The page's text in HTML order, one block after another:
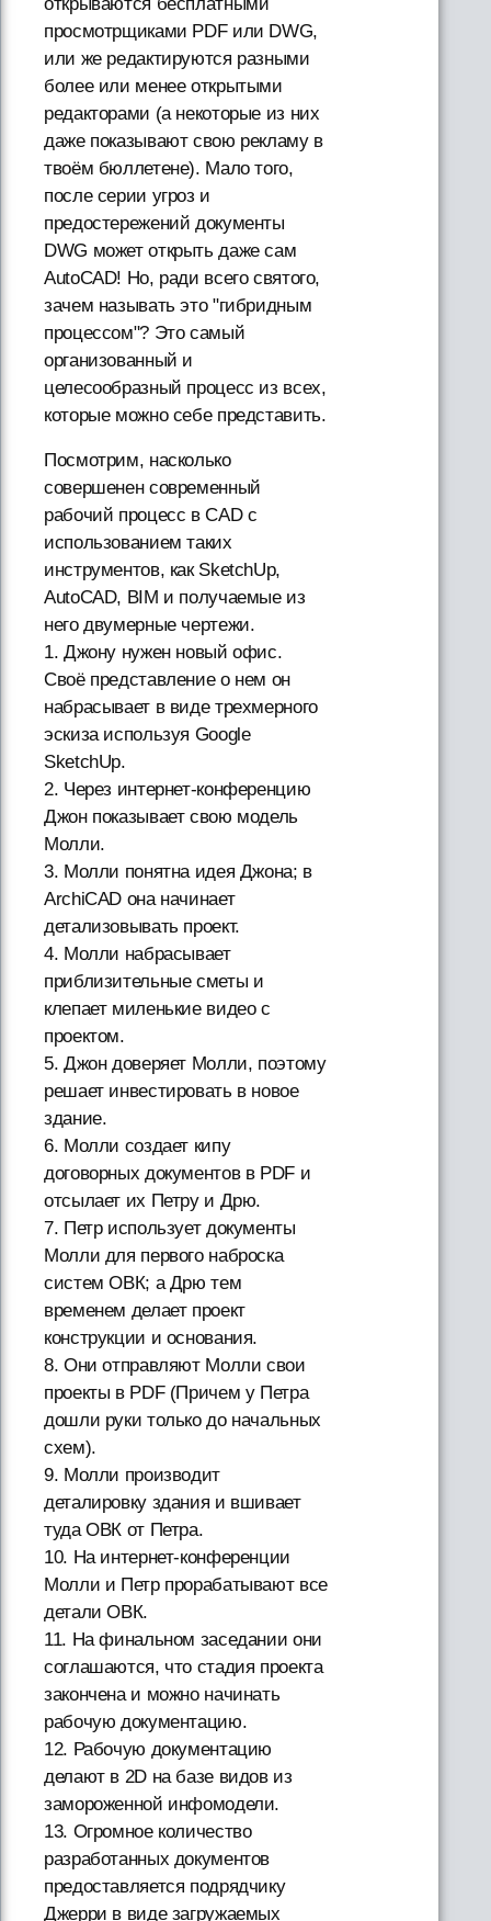
просмотрщиками PDF или DWG,
или же редактируются разными
более или менее открытыми
редакторами (а некоторые из них
даже показывают свою рекламу в
твоём бюллетене). Мало того,
после серии угроз и
предостережений документы
DWG может открыть даже сам
AutoCAD! Но, ради всего святого,
зачем называть это "гибридным
процессом"? Это самый
организованный и
целесообразный процесс из всех,
которые можно себе представить.
Посмотрим, насколько
совершенен современный
рабочий процесс в CAD с
использованием таких
инструментов, как SketchUp,
AutoCAD, BIM и получаемые из
него двумерные чертежи.
1. Джону нужен новый офис.
Своё представление о нем он
набрасывает в виде трехмерного
эскиза используя Google
SketchUp.
2. Через интернет-конференцию
Джон показывает свою модель
Молли.
3. Молли понятна идея Джона; в
ArchiCAD она начинает
детализовывать проект.
4. Молли набрасывает
приблизительные сметы и
клепает миленькие видео с
проектом.
5. Джон доверяет Молли, поэтому
решает инвестировать в новое
здание.
6. Молли создает кипу
договорных документов в PDF и
отсылает их Петру и Дрю.
7. Петр использует документы
Молли для первого наброска
систем ОВК; а Дрю тем
временем делает проект
конструкции и основания.
8. Они отправляют Молли свои
проекты в PDF (Причем у Петра
дошли руки только до начальных
схем).
9. Молли производит
деталировку здания и вшивает
туда ОВК от Петра.
10. На интернет-конференции
Молли и Петр прорабатывают все
детали ОВК.
11. На финальном заседании они
соглашаются, что стадия проекта
закончена и можно начинать
рабочую документацию.
12. Рабочую документацию
делают в 2D на базе видов из
замороженной инфомодели.
13. Огромное количество
разработанных документов
предоставляется подрядчику
Джерри в виде загружаемых